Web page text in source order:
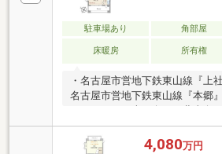
駐車場あり 角部屋
床暖房 所有権
・名古屋市営地下鉄東山線『上
名古屋市営地下鉄東山線『本郷
バルコニー（南西向き、北東向
採光のLD（約12.3畳）
4,080万円